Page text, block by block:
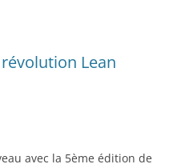
Lean
avec la 5ème édition de